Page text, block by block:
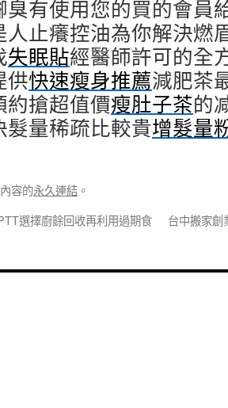
臭有使用您的買的會員
人止癢控油為你解決燃
失眠貼經醫師許可的全
供快速瘦身推薦減肥茶
約搶超值價瘦肚子茶的
髮量稀疏比較貴增髮量
容的永久連結 。
選擇廚餘回收再利用過期食
台中搬家創